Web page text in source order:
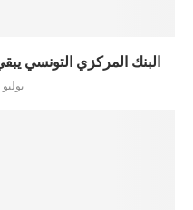
البنك المركزي التونسي
يوليو 30, 2026